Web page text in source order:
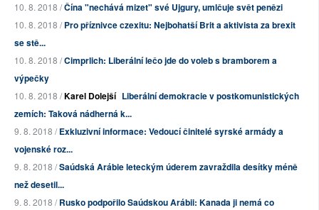
10. 8. 2018 /Čína "nechává mizet" své Ujgury, umlčuje svět penězi
10. 8. 2018 /Pro příznivce czexitu: Nejbohatší Brit a aktivista za brexit
se stě...
10. 8. 2018 /Cimprlich: Liberální lečo jde do voleb s bramborem a
výpečky
10. 8. 2018 /Karel Dolejší Liberální demokracie v postkomunistických
zemích: Taková nádherná k...
9. 8. 2018 /Exkluzivní informace: Vedoucí činitelé syrské armády a
vojenské roz...
9. 8. 2018 /Saúdská Arábie leteckým úderem zavraždila desítky méně
než desetil...
9. 8. 2018 /Rusko podpořilo Saúdskou Arábii: Kanada ji nemá co